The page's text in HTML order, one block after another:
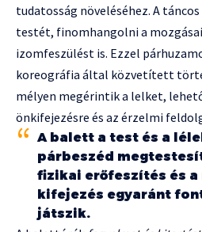
tudatosság növeléséhez. A
testét, finomhangolni a
izomfeszülést is. Ezzel
koreográfia által közvetített
mélyen megérintik a lelket,
önkifejezésre és az érzelmi
A balett a test és a
párbeszéd
fizikai erőfeszítés és a
kifejezés egyaránt
játszik.